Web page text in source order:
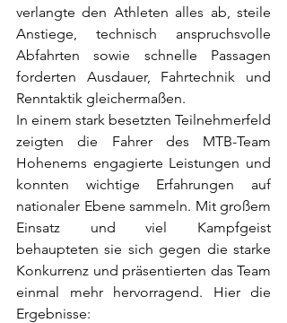
verlangte den Athleten alles ab, steile
Anstiege, technisch anspruchsvolle
Abfahrten sowie schnelle Passagen
forderten Ausdauer, Fahrtechnik und
Renntaktik gleichermaßen.
In einem stark besetzten Teilnehmerfeld
zeigten die Fahrer des MTB-Team
Hohenems engagierte Leistungen und
konnten wichtige Erfahrungen auf
nationaler Ebene sammeln. Mit großem
Einsatz und viel Kampfgeist
behaupteten sie sich gegen die starke
Konkurrenz und präsentierten das Team
einmal mehr hervorragend. Hier die
Ergebnisse: